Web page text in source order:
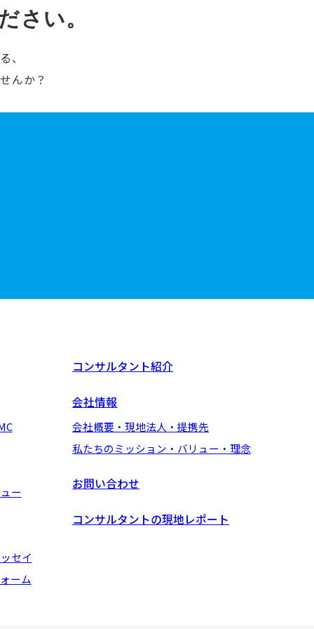
さい。
、
んか？
ー
セイ
ーム
コンサルタント紹介
会社情報
会社概要・現地法人・提携先
私たちのミッション・バリュー・理念
お問い合わせ
コンサルタントの現地レポート